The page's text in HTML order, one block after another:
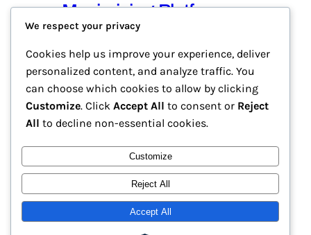
Maximizing Platform
Potential for Solo
Businesses
2025-09-16 Category 4
This paragraph serves as an introduction
外行人的一人創業全戰力 ~ 文字力
x行銷力x平台力
Instagram
X
We respect your privacy
Cookies help us improve your experience, deliver
personalized content, and analyze traffic. You
can choose which cookies to allow by clicking
Customize. Click Accept All to consent or Reject
All to decline non-essential cookies.
Customize
Reject All
Accept All